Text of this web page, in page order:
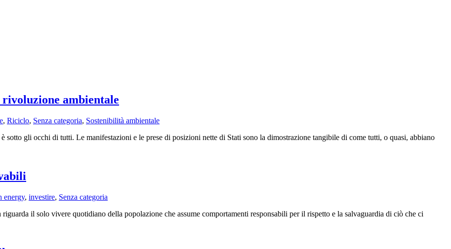
ambientale
, Riciclo, Senza categoria, Sostenibilità ambientale
sotto gli occhi di tutti. Le manifestazioni e le prese di posizioni nette di Stati sono la dimostrazione tangibile di come tutti, o quasi, abbiano
energy, investire, Senza categoria
il solo vivere quotidiano della popolazione che assume comportamenti responsabili per il rispetto e la salvaguardia di ciò che ci